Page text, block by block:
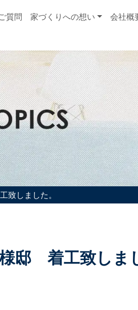
質問 家づくりへの想い 会社概
しました。
邸 着工致しま